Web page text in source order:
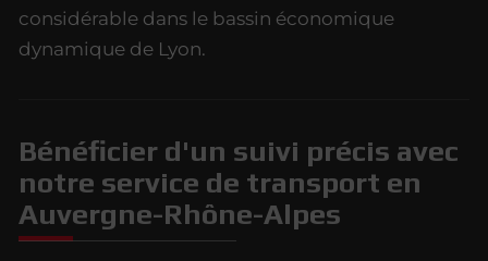
considérable dans le bassin économique
dynamique de Lyon.
Bénéficier d'un suivi précis avec
notre service de transport en
Auvergne-Rhône-Alpes